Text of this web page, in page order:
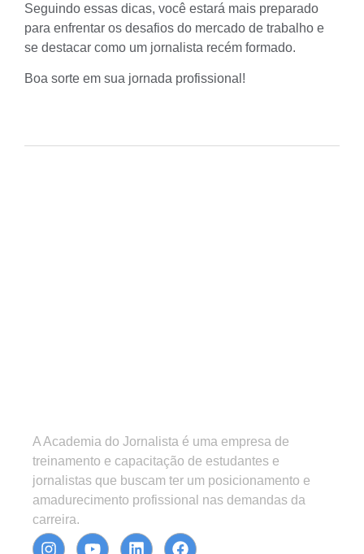
Seguindo essas dicas, você estará mais preparado
para enfrentar os desafios do mercado de trabalho e
se destacar como um jornalista recém formado.
Boa sorte em sua jornada profissional!
A Academia do Jornalista é uma empresa de
treinamento e capacitação de estudantes e
jornalistas que buscam ter um posicionamento e
amadurecimento profissional nas demandas da
carreira.